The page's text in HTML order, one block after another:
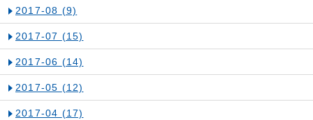
2017-08 (9)
2017-07 (15)
2017-06 (14)
2017-05 (12)
2017-04 (17)